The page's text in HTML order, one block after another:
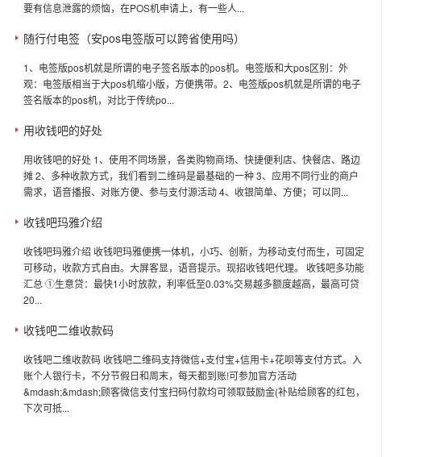
要有信息泄露的烦恼，在POS机申请上，有一些人...
随行付电签（安pos电签版可以跨省使用吗）
1、电签版pos机就是所谓的电子签名版本的pos机。电签版和大pos区别：外
观：电签版相当于大pos机缩小版，方便携带。2、电签版pos机就是所谓的电子
签名版本的pos机，对比于传统po...
用收钱吧的好处
用收钱吧的好处 1、使用不同场景，各类购物商场、快捷便利店、快餐店、路边
摊 2、多种收款方式，我们看到二维码是最基础的一种 3、应用不同行业的商户
需求，语音播报、对账方便、参与支付源活动 4、收银简单、方便；可以同...
收钱吧玛雅介绍
收钱吧玛雅介绍 收钱吧玛雅便携一体机，小巧、创新，为移动支付而生，可固定
可移动，收款方式自由。大屏客显，语音提示。现招收钱吧代理。 收钱吧多功能
汇总 ①生意贷：最快1小时放款，利率低至0.03%交易越多额度越高，最高可贷
20...
收钱吧二维收款码
收钱吧二维收款码 收钱吧二维码支持微信+支付宝+信用卡+花呗等支付方式。入
账个人银行卡，不分节假日和周末，每天都到账!可参加官方活动
&mdash;&mdash;顾客微信支付宝扫码付款均可领取鼓励金(补贴给顾客的红包，
下次可抵...